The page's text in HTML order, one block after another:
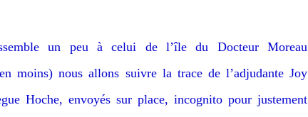
un peu à celui de l’île du Docteur Moreau
moins) nous allons suivre la trace de l’adjudante Joy
Hoche, envoyés sur place, incognito pour justement